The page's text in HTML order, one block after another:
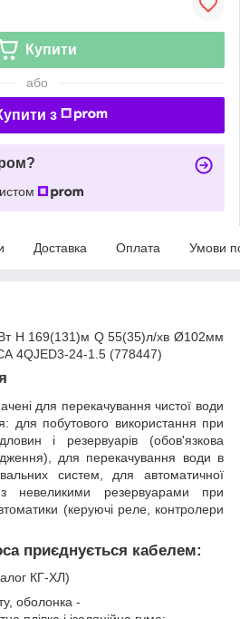
Купити
або
з
Доставка Оплата Умови
H 169(131)м Q 55(35)л/хв Ø102мм
4QJED3-24-1.5 (778447)
для перекачування чистої води
для побутового використання при
і резервуарів (обов'язкова
для перекачування води в
систем, для автоматичної
невеликими резервуарами при
(керуючі реле, контролери
приєднується кабелем:
КГ-ХЛ)
оболонка -